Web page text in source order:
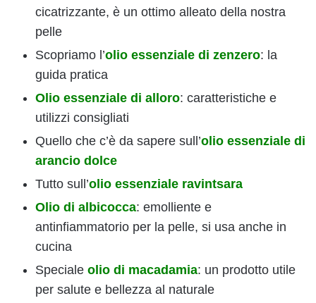
cicatrizzante, è un ottimo alleato della nostra
pelle
Scopriamo l’olio essenziale di zenzero: la
guida pratica
Olio essenziale di alloro: caratteristiche e
utilizzi consigliati
Quello che c’è da sapere sull’olio essenziale di
arancio dolce
Tutto sull’olio essenziale ravintsara
Olio di albicocca: emolliente e
antinfiammatorio per la pelle, si usa anche in
cucina
Speciale olio di macadamia: un prodotto utile
per salute e bellezza al naturale